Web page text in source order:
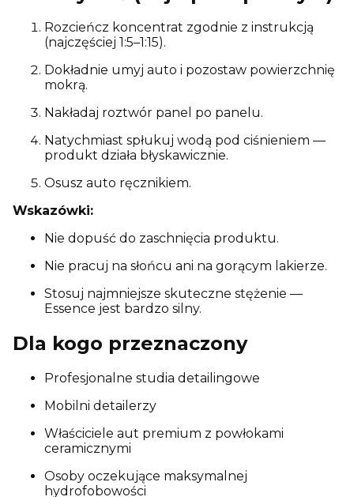
Rozcieńcz koncentrat zgodnie z instrukcją
(najczęściej 1:5–1:15).
Dokładnie umyj auto i pozostaw powierzchnię
mokrą.
Nakładaj roztwór panel po panelu.
Natychmiast spłukuj wodą pod ciśnieniem —
produkt działa błyskawicznie.
Osusz auto ręcznikiem.
Wskazówki:
Nie dopuść do zaschnięcia produktu.
Nie pracuj na słońcu ani na gorącym lakierze.
Stosuj najmniejsze skuteczne stężenie —
Essence jest bardzo silny.
Dla kogo przeznaczony
Profesjonalne studia detailingowe
Mobilni detailerzy
Właściciele aut premium z powłokami
ceramicznymi
Osoby oczekujące maksymalnej
hydrofobowości